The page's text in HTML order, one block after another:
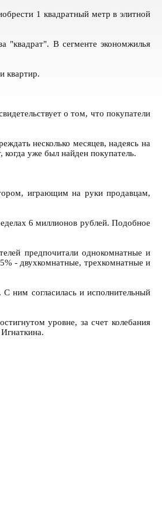
1 квадратный метр в элитной
"квадрат". В сегменте экономжилья
квартир.
о том, что покупатели
несколько месяцев, надеясь на
уже был найден покупатель.
играющим на руки продавцам,
6 миллионов рублей. Подобное
предпочитали однокомнатные и
- двухкомнатные, трехкомнатные и
ним согласилась и исполнительный
уровне, за счет колебания